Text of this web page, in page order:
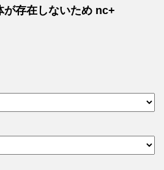
が存在しないため nc+